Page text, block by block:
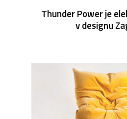
Thunder Power je
v designu